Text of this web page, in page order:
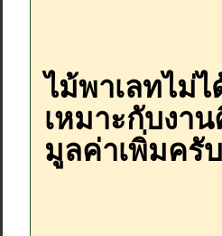
ไม้พาเลทไม่
เหมาะกับงา
มูลค่าเพิ่มครับ